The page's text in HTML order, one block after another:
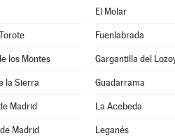
El Molar
Fuenlabrada
los Montes
la Sierra Guadarrama
Madrid La Acebeda
Madrid Leganés